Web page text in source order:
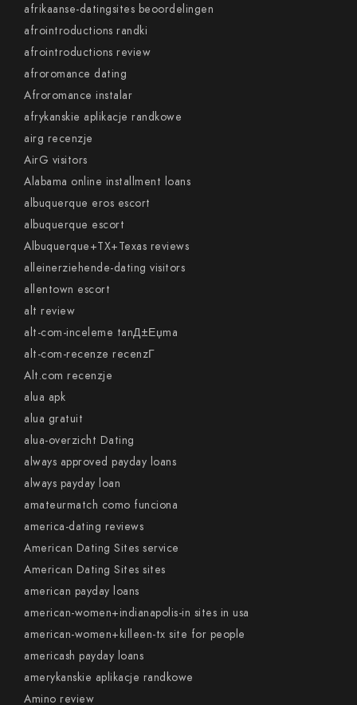
afrikaanse-datingsites beoordelingen
afrointroductions randki
afrointroductions review
afroromance dating
Afroromance instalar
afrykanskie aplikacje randkowe
airg recenzje
AirG visitors
Alabama online installment loans
albuquerque eros escort
albuquerque escort
Albuquerque+TX+Texas reviews
alleinerziehende-dating visitors
allentown escort
alt review
alt-com-inceleme tanД±Еџma
alt-com-recenze recenzГ­
Alt.com recenzje
alua apk
alua gratuit
alua-overzicht Dating
always approved payday loans
always payday loan
amateurmatch como funciona
america-dating reviews
American Dating Sites service
American Dating Sites sites
american payday loans
american-women+indianapolis-in sites in usa
american-women+killeen-tx site for people
americash payday loans
amerykanskie aplikacje randkowe
Amino review